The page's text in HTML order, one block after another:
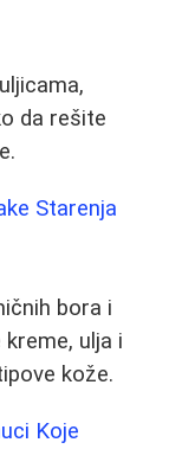
da rešite
Starenja
bora i
ulja i
kože.
Koje